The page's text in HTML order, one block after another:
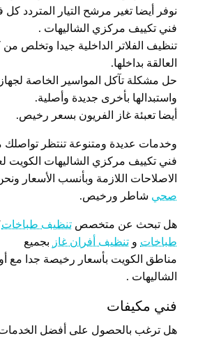
نوفر أيضا تغير مرشح التيار المتردد
فني تكييف مركزي الشاليهات .
تنظيف الفلاتر الداخلية جيدا وتخلص من
العالقة بداخلها.
حل مشكلة تآكل المواسير الخاصة
واستبدالها بأخرى جديدة وأصلية.
أيضا تعبئة غاز الفريون بسعر رخيص.
وخدمات عديدة ومتنوعة تنتظر تواصلك
فني تكييف مركزي الشاليهات الكويت
الاصلاحات اللازمة وبأنسب الأسعار
صحي شاطر ورخيص.
هل تبحث عن متخصص تنظيف طباخات
طباخات و تنظيف أفران غاز بجميع
مناطق الكويت بأسعار رخيصة جدا مع
الشاليهات .
فني مكيفات
هل ترغب بالحصول على أفضل